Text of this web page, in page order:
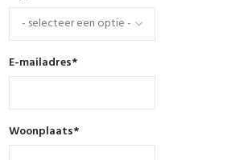
E-mailadres*
Woonplaats*